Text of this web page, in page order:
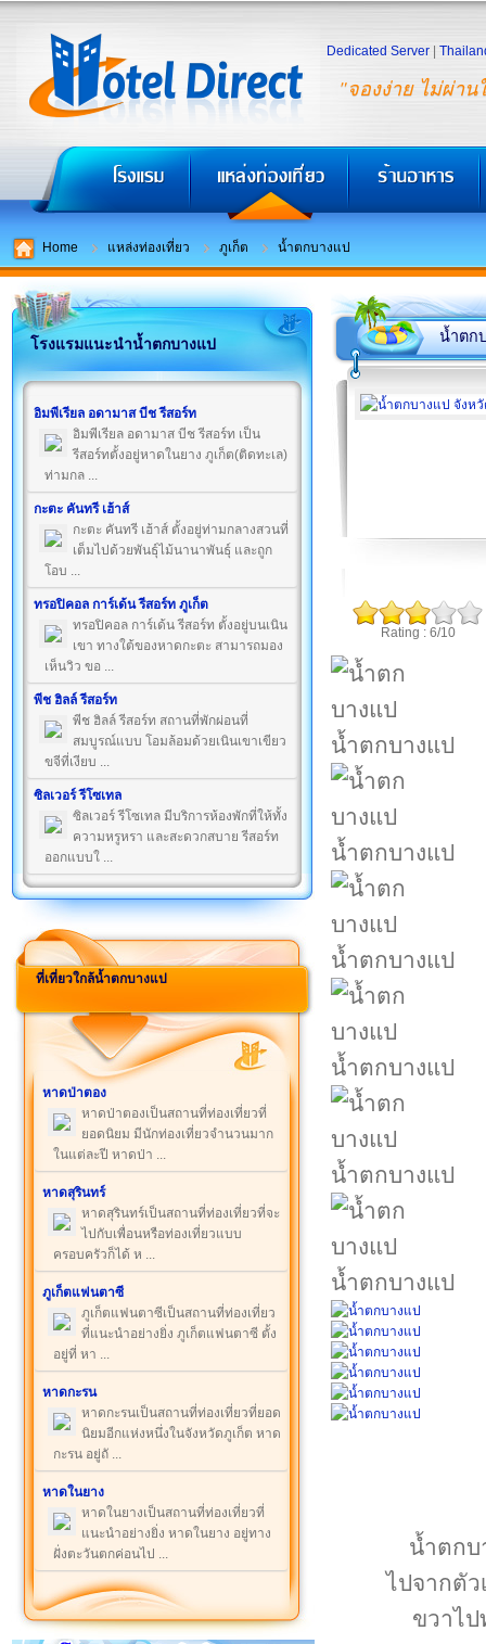
"จองง่าย ไม่ผ่าน
Dedicated Server
Home แหล่งท่องเที่ยว ภูเก็ต น้ำตกบางแป
โรงแรมแนะนำน้ำตกบางแป
อิมพีเรียล อดามาส บีช รีสอร์ท
อิมพีเรียล อดามาส บีช รีสอร์ท เป็น
รีสอร์ทตั้งอยู่หาดในยาง ภูเก็ต(ติดทะเล)
ท่ามกล ...
กะตะ คันทรี เฮ้าส์
กะตะ คันทรี เฮ้าส์ ตั้งอยู่ท่ามกลางสวนที่
เต็มไปด้วยพันธุ์ไม้นานาพันธุ์ และถูก
โอบ ...
ทรอปิคอล การ์เด้น รีสอร์ท ภูเก็ต
ทรอปิคอล การ์เด้น รีสอร์ท ตั้งอยู่บนเนิน
เขา ทางใต้ของหาดกะตะ สามารถมอง
เห็นวิว ขอ ...
พีช ฮิลล์ รีสอร์ท
พีช ฮิลล์ รีสอร์ท สถานที่พักผ่อนที่
สมบูรณ์แบบ โอมล้อมด้วยเนินเขาเขียว
ขจีที่เงียบ ...
ซิลเวอร์ รีโซเทล
ซิลเวอร์ รีโซเทล มีบริการห้องพักที่ให้ทั้ง
ความหรูหรา และสะดวกสบาย รีสอร์ท
ออกแบบใ ...
ที่เที่ยวใกล้น้ำตกบางแป
หาดป่าตอง
หาดป่าตองเป็นสถานที่ท่องเที่ยวที่
ยอดนิยม มีนักท่องเที่ยวจำนวนมาก
ในแต่ละปี หาดป่า ...
หาดสุรินทร์
หาดสุรินทร์เป็นสถานที่ท่องเที่ยวที่จะ
ไปกับเพื่อนหรือท่องเที่ยวแบบ
ครอบครัวก็ได้ ห ...
ภูเก็ตแฟนตาซี
ภูเก็ตแฟนตาซีเป็นสถานที่ท่องเที่ยว
ที่แนะนำอย่างยิ่ง ภูเก็ตแฟนตาซี ตั้ง
อยู่ที่ หา ...
หาดกะรน
หาดกะรนเป็นสถานที่ท่องเที่ยวที่ยอด
นิยมอีกแห่งหนึ่งในจังหวัดภูเก็ต หาด
กะรน อยู่ถั ...
หาดในยาง
หาดในยางเป็นสถานที่ท่องเที่ยวที่
แนะนำอย่างยิ่ง หาดในยาง อยู่ทาง
ฝั่งตะวันตกค่อนไป ...
น้ำตก
Rating : 6/10
น้ำตกบางแป
น้ำตกบางแป
น้ำตกบางแป
น้ำตกบางแป
น้ำตกบางแป
น้ำตกบางแป
น้ำตกบ
ไปจากตัว
ขวาไ